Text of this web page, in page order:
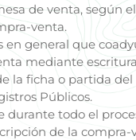
de venta, según
venta.
en general que
mediante
la ficha o partida
Públicos.
todo el
de la